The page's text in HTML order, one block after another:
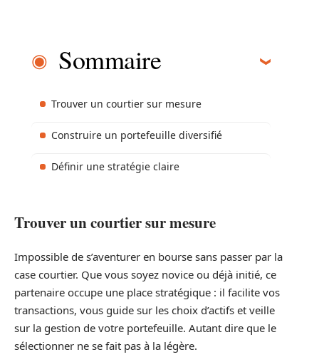
Sommaire
Trouver un courtier sur mesure
Construire un portefeuille diversifié
Définir une stratégie claire
Trouver un courtier sur mesure
Impossible de s’aventurer en bourse sans passer par la
case courtier. Que vous soyez novice ou déjà initié, ce
partenaire occupe une place stratégique : il facilite vos
transactions, vous guide sur les choix d’actifs et veille
sur la gestion de votre portefeuille. Autant dire que le
sélectionner ne se fait pas à la légère.